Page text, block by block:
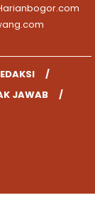
JAWAB